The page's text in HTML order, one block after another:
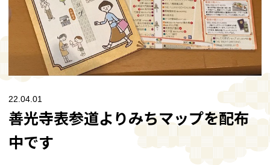
22.04.01
善光寺表参道よりみちマップを配布
中です